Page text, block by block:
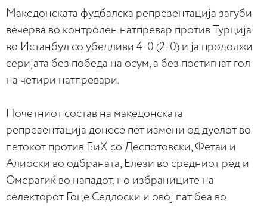
Македонската фудбалска репрезентација загуби
вечерва во контролен натпревар против Турција
во Истанбул со убедливи 4-0 (2-0) и ја продолжи
серијата без победа на осум, а без постигнат гол
на четири натпревари.
Почетниот состав на македонската
репрезентација донесе пет измени од дуелот во
петокот против БиХ со Деспотовски, Фетаи и
Алиоски во одбраната, Елези во средниот ред и
Омерагиќ во нападот, но избраниците на
селекторот Гоце Седлоски и овој пат беа во